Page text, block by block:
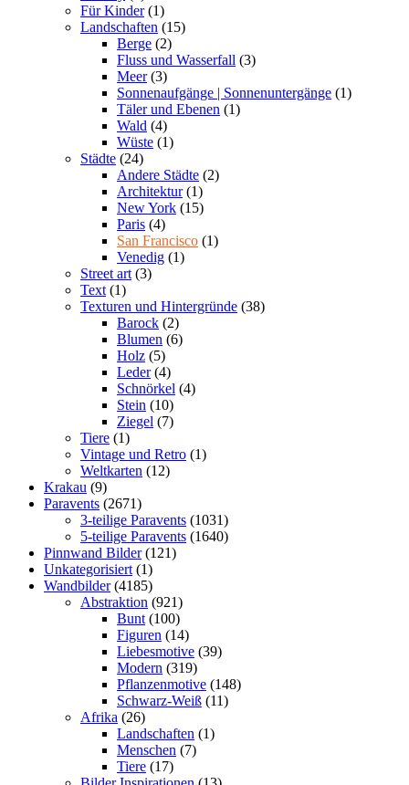
Für Kinder (1)
Landschaften (15)
Berge (2)
Fluss und Wasserfall (3)
Meer (3)
Sonnenaufgänge | Sonnenuntergänge (1)
Täler und Ebenen (1)
Wald (4)
Wüste (1)
Städte (24)
Andere Städte (2)
Architektur (1)
New York (15)
Paris (4)
San Francisco (1)
Venedig (1)
Street art (3)
Text (1)
Texturen und Hintergründe (38)
Barock (2)
Blumen (6)
Holz (5)
Leder (4)
Schnörkel (4)
Stein (10)
Ziegel (7)
Tiere (1)
Vintage und Retro (1)
Weltkarten (12)
Krakau (9)
Paravents (2671)
3-teilige Paravents (1031)
5-teilige Paravents (1640)
Pinnwand Bilder (121)
Unkategorisiert (1)
Wandbilder (4185)
Abstraktion (921)
Bunt (100)
Figuren (14)
Liebesmotive (39)
Modern (319)
Pflanzenmotive (148)
Schwarz-Weiß (11)
Afrika (26)
Landschaften (1)
Menschen (7)
Tiere (17)